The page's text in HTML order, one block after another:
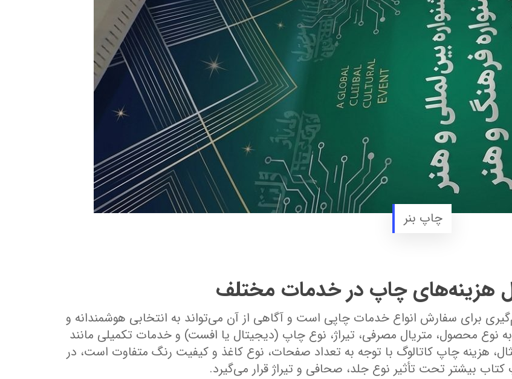
چاپ بنر
هزینه‌های چاپ در خدمات مختلف
برای سفارش انواع خدمات چاپی است و آگاهی از آن می‌تواند به انتخابی هوشمندانه و
محصول، متریال مصرفی، تیراژ، نوع چاپ (دیجیتال یا افست) و خدمات تکمیلی مانند
هزینه چاپ کاتالوگ با توجه به تعداد صفحات، نوع کاغذ و کیفیت رنگ متفاوت است، در
بیشتر تحت تأثیر نوع جلد، صحافی و تیراژ قرار می‌گیرد.